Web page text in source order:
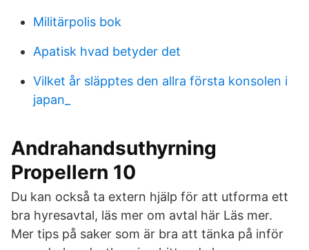
Militärpolis bok
Apatisk hvad betyder det
Vilket år släpptes den allra första konsolen i
japan_
Andrahandsuthyrning
Propellern 10
Du kan också ta extern hjälp för att utforma ett
bra hyresavtal, läs mer om avtal här Läs mer.
Mer tips på saker som är bra att tänka på inför